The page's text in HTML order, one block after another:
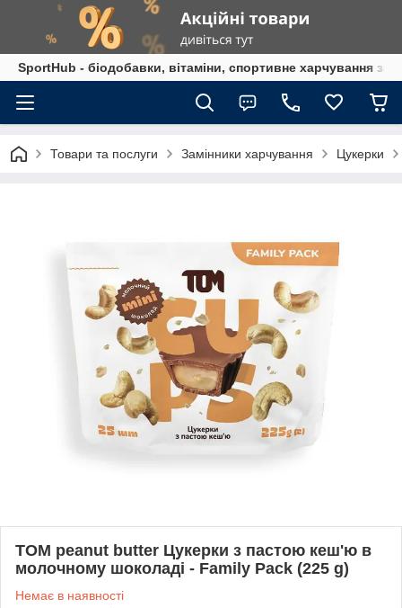
SportHub - біодобавки, вітаміни, спортивне харчування за
Товари та послуги Замінники харчування Цукерки
TOM peanut butter Цукерки з пастою кеш'ю в
молочному шоколаді - Family Pack (225 g)
Немає в наявності